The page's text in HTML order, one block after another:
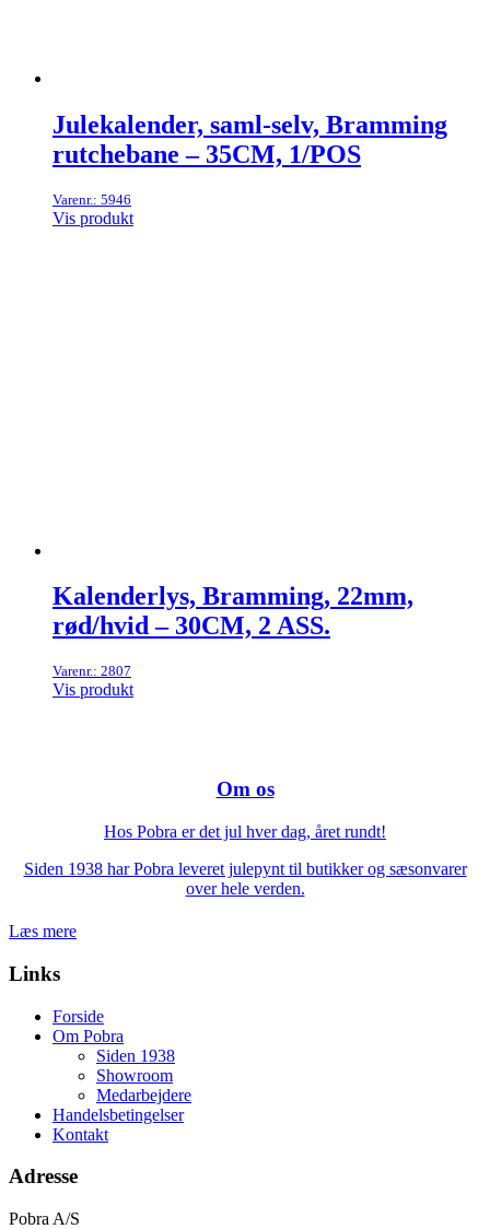
Julekalender, saml-selv, Bramming
rutchebane – 35CM, 1/POS
Varenr.: 5946
Vis produkt
Kalenderlys, Bramming, 22mm,
rød/hvid – 30CM, 2 ASS.
Varenr.: 2807
Vis produkt
Om os
Hos Pobra er det jul hver dag, året rundt!
Siden 1938 har Pobra leveret julepynt til butikker og sæsonvarer
over hele verden.
Læs mere
Links
Forside
Om Pobra
Siden 1938
Showroom
Medarbejdere
Handelsbetingelser
Kontakt
Adresse
Pobra A/S